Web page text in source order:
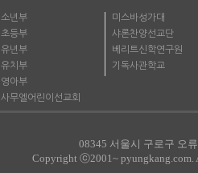
소년부
초등부
유년부
유치부
영아부
사무엘어린이선교회
미스바성가대
샤론찬양선교단
베리트신학연구원
기독사관학교
08345 서울시 구로구 오
Copyright ⓒ2001~ pyungkang.com.